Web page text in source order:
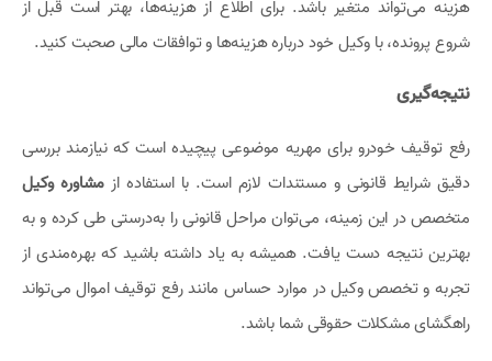
هزینه می‌تواند متغیر باشد. برای اطلاع از هزینه‌ها، بهتر است قبل از
شروع پرونده، با وکیل خود درباره هزینه‌ها و توافقات مالی صحبت کنید.
نتیجه‌گیری
رفع توقیف خودرو برای مهریه موضوعی پیچیده است که نیازمند بررسی
دقیق شرایط قانونی و مستندات لازم است. با استفاده از مشاوره وکیل
متخصص در این زمینه، می‌توان مراحل قانونی را به‌درستی طی کرده و به
بهترین نتیجه دست یافت. همیشه به یاد داشته باشید که بهره‌مندی از
تجربه و تخصص وکیل در موارد حساس مانند رفع توقیف اموال می‌تواند
راهگشای مشکلات حقوقی شما باشد.